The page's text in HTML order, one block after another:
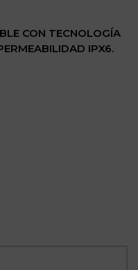
CON TECNOLOGÍA
IPX6.